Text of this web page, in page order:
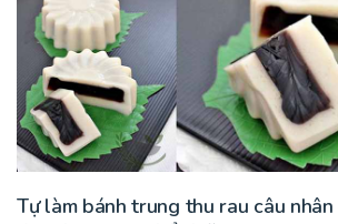
Tự làm bánh trung thu rau câu